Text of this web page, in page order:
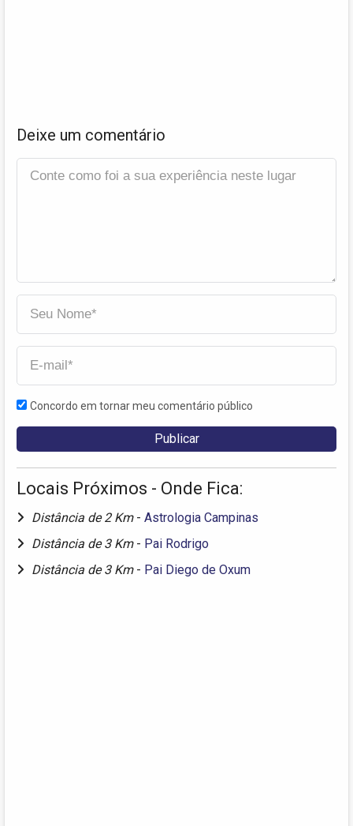
Deixe um comentário
Concordo em tornar meu comentário público
Locais Próximos - Onde Fica:
Distância de 2 Km - Astrologia Campinas
Distância de 3 Km - Pai Rodrigo
Distância de 3 Km - Pai Diego de Oxum